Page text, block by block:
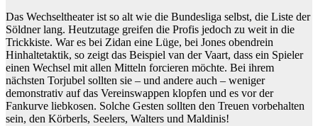
Das Wechseltheater ist so alt wie die Bundesliga selbst, die Liste der
Söldner lang. Heutzutage greifen die Profis jedoch zu weit in die
Trickkiste. War es bei Zidan eine Lüge, bei Jones obendrein
Hinhaltetaktik, so zeigt das Beispiel van der Vaart, dass ein Spieler
einen Wechsel mit allen Mitteln forcieren möchte. Bei ihrem
nächsten Torjubel sollten sie – und andere auch – weniger
demonstrativ auf das Vereinswappen klopfen und es vor der
Fankurve liebkosen. Solche Gesten sollten den Treuen vorbehalten
sein, den Körberls, Seelers, Walters und Maldinis!